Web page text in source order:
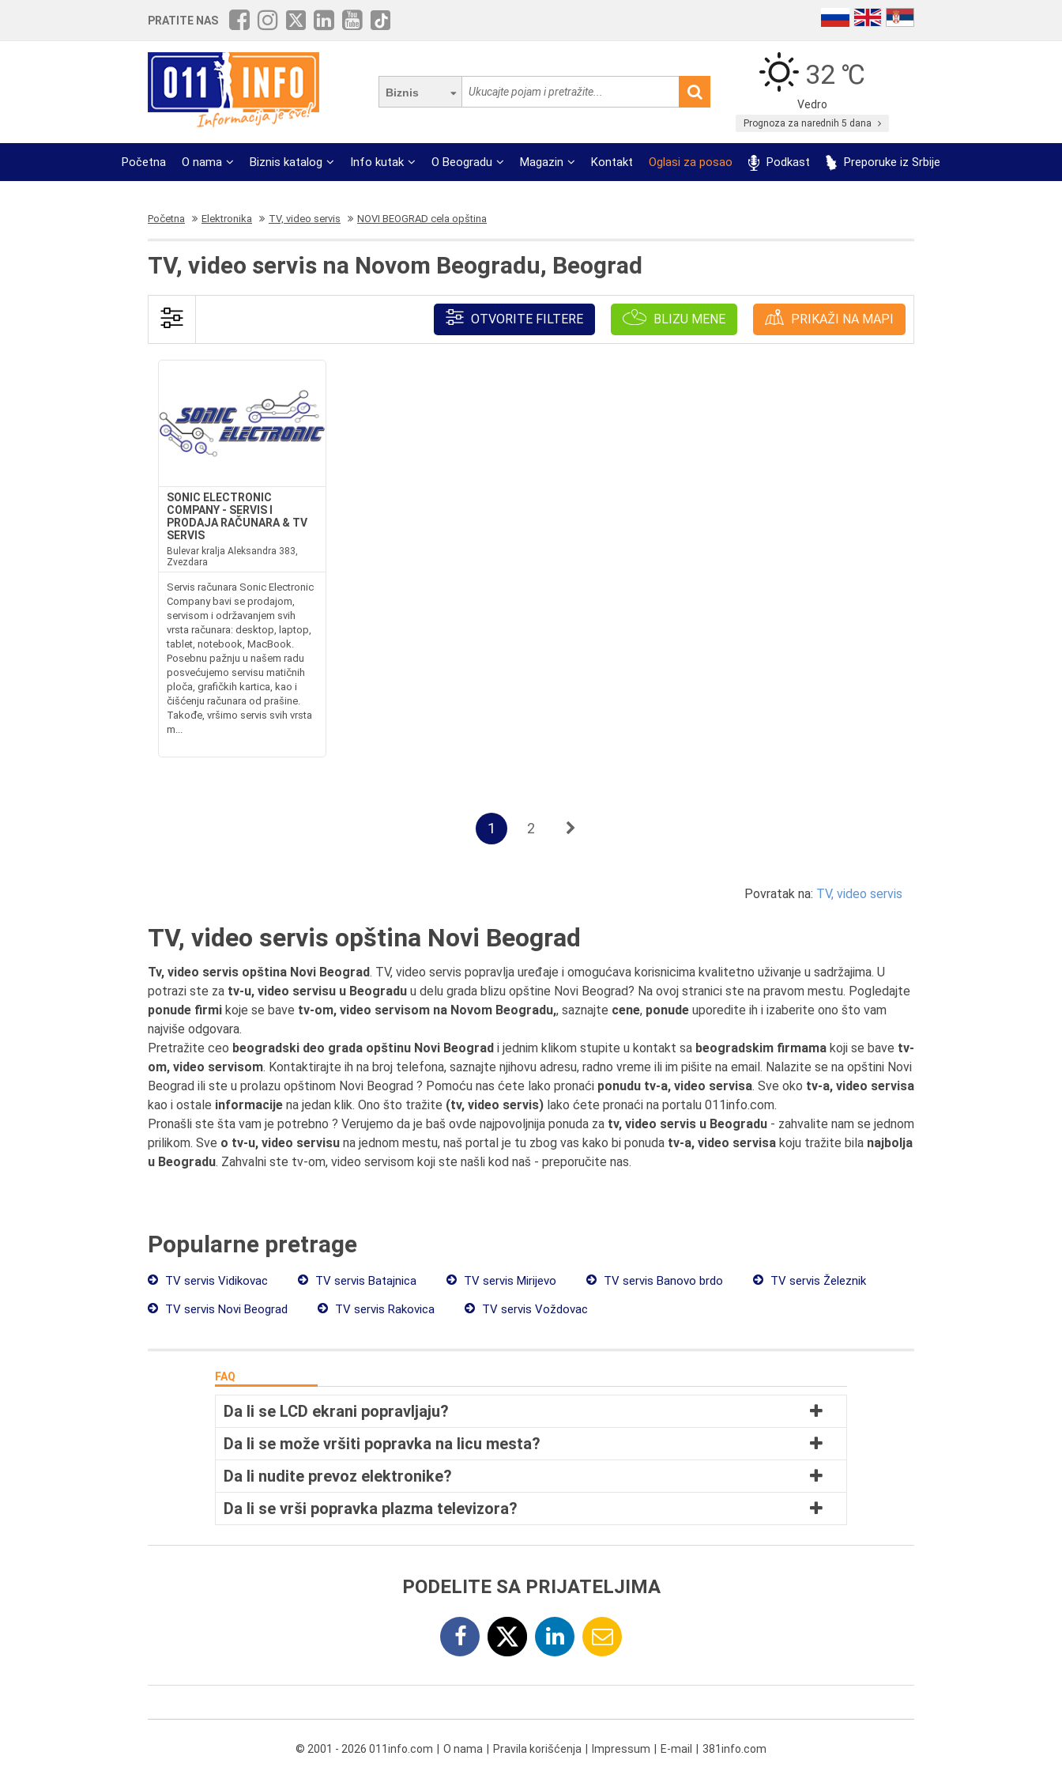
PRATITE NAS
Biznis
32 ℃
Vedro
Prognoza za narednih 5 dana
Početna O nama Biznis katalog Info kutak O Beogradu Magazin Kontakt Oglasi za posao Podkast Preporuke iz Srbije
Početna Elektronika TV, video servis NOVI BEOGRAD cela opština
TV, video servis na Novom Beogradu, Beograd
OTVORITE FILTERE BLIZU MENE PRIKAŽI NA MAPI
SONIC ELECTRONIC
COMPANY - SERVIS I
PRODAJA RAČUNARA & TV
SERVIS
Bulevar kralja Aleksandra 383,
Zvezdara
Servis računara Sonic Electronic
Company bavi se prodajom,
servisom i održavanjem svih
vrsta računara: desktop, laptop,
tablet, notebook, MacBook.
Posebnu pažnju u našem radu
posvećujemo servisu matičnih
ploča, grafičkih kartica, kao i
čišćenju računara od prašine.
Takođe, vršimo servis svih vrsta
m...
1 2
Povratak na: TV, video servis
TV, video servis opština Novi Beograd
Tv, video servis opština Novi Beograd. TV, video servis popravlja uređaje i omogućava korisnicima kvalitetno uživanje u sadržajima. U
potrazi ste za tv-u, video servisu u Beogradu u delu grada blizu opštine Novi Beograd? Na ovoj stranici ste na pravom mestu. Pogledajte
ponude firmi koje se bave tv-om, video servisom na Novom Beogradu,, saznajte cene, ponude uporedite ih i izaberite ono što vam
najviše odgovara.
Pretražite ceo beogradski deo grada opštinu Novi Beograd i jednim klikom stupite u kontakt sa beogradskim firmama koji se bave tv-
om, video servisom. Kontaktirajte ih na broj telefona, saznajte njihovu adresu, radno vreme ili im pišite na email. Nalazite se na opštini Novi
Beograd ili ste u prolazu opštinom Novi Beograd ? Pomoću nas ćete lako pronaći ponudu tv-a, video servisa. Sve oko tv-a, video servisa
kao i ostale informacije na jedan klik. Ono što tražite (tv, video servis) lako ćete pronaći na portalu 011info.com.
Pronašli ste šta vam je potrebno ? Verujemo da je baš ovde najpovoljnija ponuda za tv, video servis u Beogradu - zahvalite nam se jednom
prilikom. Sve o tv-u, video servisu na jednom mestu, naš portal je tu zbog vas kako bi ponuda tv-a, video servisa koju tražite bila najbolja
u Beogradu. Zahvalni ste tv-om, video servisom koji ste našli kod naš - preporučite nas.
Popularne pretrage
TV servis Vidikovac TV servis Batajnica TV servis Mirijevo TV servis Banovo brdo
TV servis Železnik
TV servis Novi Beograd
TV servis Rakovica TV servis Voždovac
FAQ
Da li se LCD ekrani popravljaju?
Da li se može vršiti popravka na licu mesta?
Da li nudite prevoz elektronike?
Da li se vrši popravka plazma televizora?
PODELITE SA PRIJATELJIMA
© 2001 - 2026 011info.com O nama Pravila korišćenja Impressum E-mail 381info.com